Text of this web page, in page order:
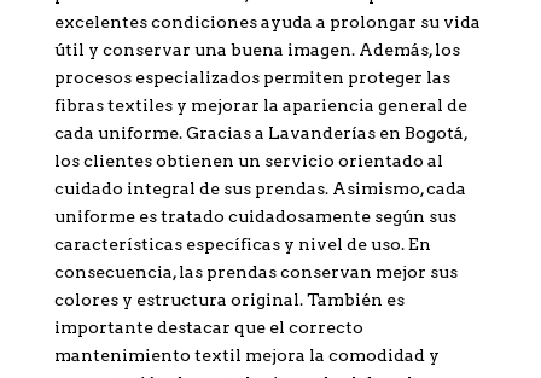
excelentes condiciones ayuda a prolongar su vida
útil y conservar una buena imagen. Además, los
procesos especializados permiten proteger las
fibras textiles y mejorar la apariencia general de
cada uniforme. Gracias a Lavanderías en Bogotá,
los clientes obtienen un servicio orientado al
cuidado integral de sus prendas. Asimismo, cada
uniforme es tratado cuidadosamente según sus
características específicas y nivel de uso. En
consecuencia, las prendas conservan mejor sus
colores y estructura original. También es
importante destacar que el correcto
mantenimiento textil mejora la comodidad y